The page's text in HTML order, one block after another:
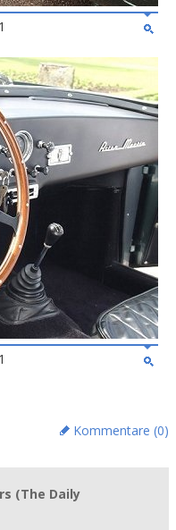
Kommentare (0)
(The Daily